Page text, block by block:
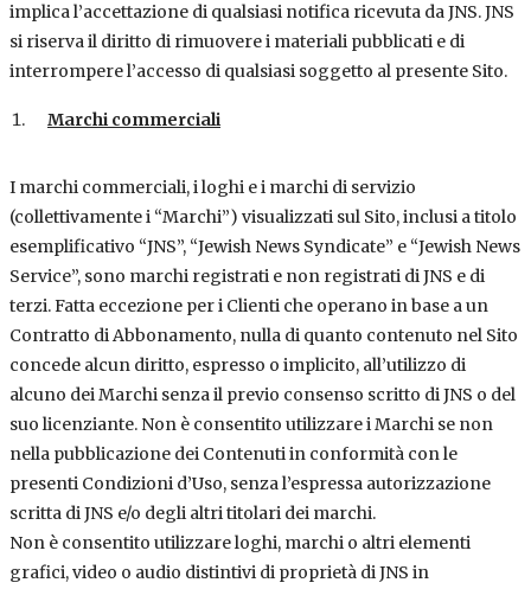
implica l’accettazione di qualsiasi notifica ricevuta da JNS. JNS
si riserva il diritto di rimuovere i materiali pubblicati e di
interrompere l’accesso di qualsiasi soggetto al presente Sito.
Marchi commerciali
I marchi commerciali, i loghi e i marchi di servizio
(collettivamente i “Marchi”) visualizzati sul Sito, inclusi a titolo
esemplificativo “JNS”, “Jewish News Syndicate” e “Jewish News
Service”, sono marchi registrati e non registrati di JNS e di
terzi. Fatta eccezione per i Clienti che operano in base a un
Contratto di Abbonamento, nulla di quanto contenuto nel Sito
concede alcun diritto, espresso o implicito, all’utilizzo di
alcuno dei Marchi senza il previo consenso scritto di JNS o del
suo licenziante. Non è consentito utilizzare i Marchi se non
nella pubblicazione dei Contenuti in conformità con le
presenti Condizioni d’Uso, senza l’espressa autorizzazione
scritta di JNS e/o degli altri titolari dei marchi.
Non è consentito utilizzare loghi, marchi o altri elementi
grafici, video o audio distintivi di proprietà di JNS in